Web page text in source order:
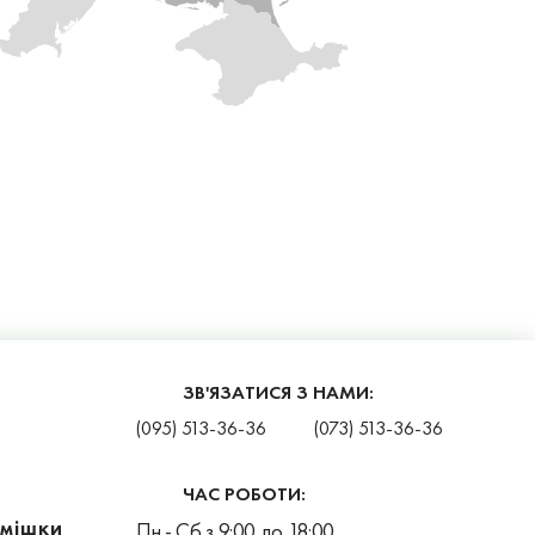
ЗВ'ЯЗАТИСЯ З НАМИ:
(095) 513-36-36
(073) 513-36-36
ЧАС РОБОТИ: